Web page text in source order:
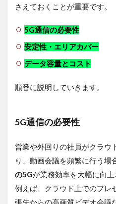
さえておくことが重要です。
5G通信の必要性
安定性・エリアカバー
データ容量とコスト
順番に説明していきます。
5G通信の必要性
営業や外回りの社員がクラウ
り、動画会議を頻繁に行う場
の5Gが業務効率を大幅に向上
例えば、クラウド上でのプレ
張先からの高画質ビデオ会議